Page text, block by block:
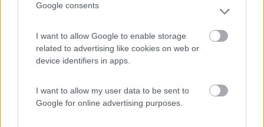
Google consents
I want to allow Google to enable storage
related to advertising like cookies on web or
device identifiers in apps.
I want to allow my user data to be sent to
Google for online advertising purposes.
29167
alle:
...si va beh e il nostro amico che fa ?
anni fa )
si iscrive e fa fare a loro il ricorso ?